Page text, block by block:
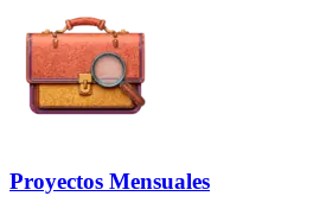
Proyectos Mensuales